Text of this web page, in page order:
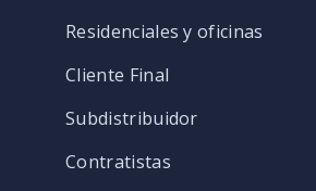
Residenciales y oficinas
Cliente Final
Subdistribuidor
Contratistas